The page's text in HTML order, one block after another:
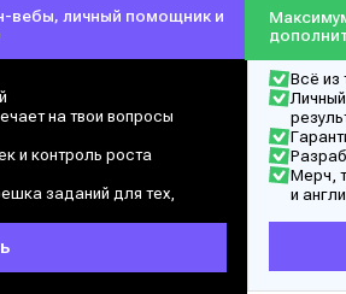
вебы, личный помощник и
на твои вопросы
и контроль роста
заданий для тех,
Всё из
Мерч,
и